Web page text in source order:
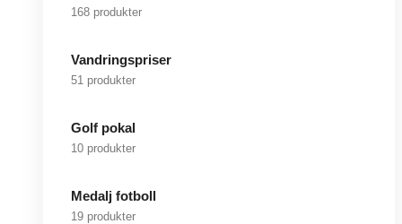
168 produkter
Vandringspriser
51 produkter
Golf pokal
10 produkter
Medalj fotboll
19 produkter